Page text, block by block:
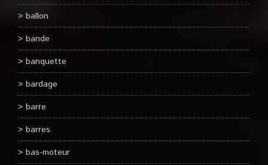
ballon
bande
banquette
bardage
barre
barres
bas-moteur